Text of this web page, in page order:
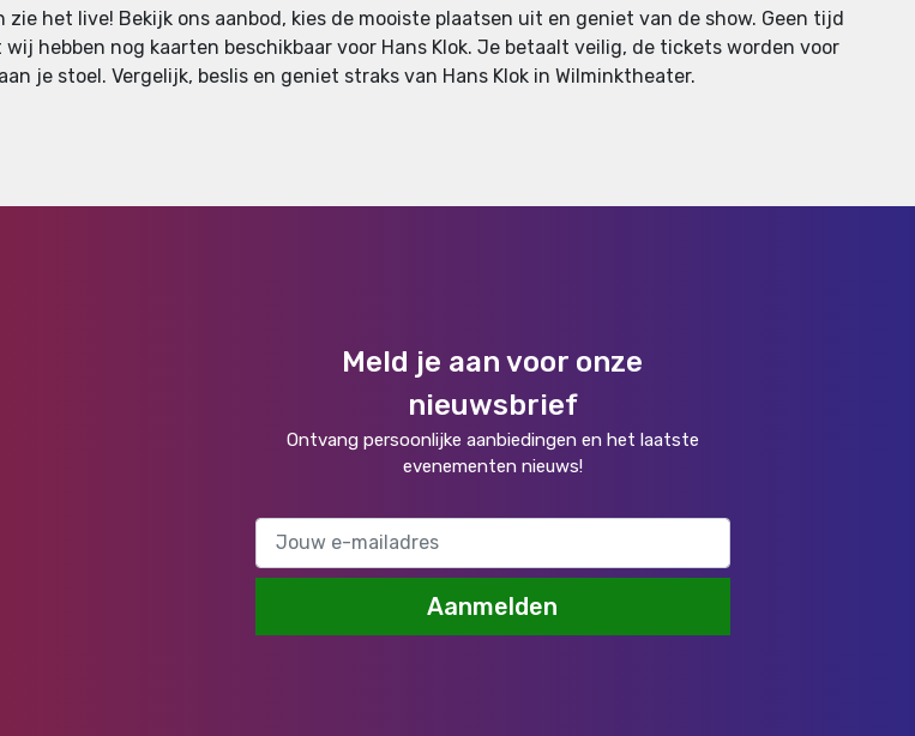
het live! Bekijk ons aanbod, kies de mooiste plaatsen uit en geniet van de show. Geen tijd
hebben nog kaarten beschikbaar voor Hans Klok. Je betaalt veilig, de tickets worden voor
je stoel. Vergelijk, beslis en geniet straks van Hans Klok in Wilminktheater.
Meld je aan voor onze
nieuwsbrief
Ontvang persoonlijke aanbiedingen en het laatste
evenementen nieuws!
Aanmelden